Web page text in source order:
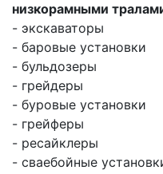
низкорамными
- экскаваторы
- баровые установки
- бульдозеры
- грейдеры
- буровые установки
- грейферы
- ресайклеры
- сваебойные